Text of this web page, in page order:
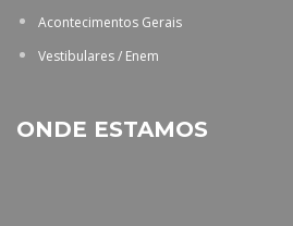
Acontecimentos Gerais
Vestibulares / Enem
ONDE ESTAMOS